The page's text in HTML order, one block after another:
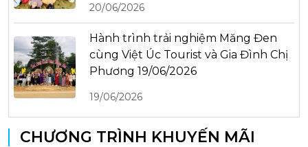
20/06/2026
Hành trình trải nghiệm Măng Đen
cùng Việt Úc Tourist và Gia Đình Chị
Phương 19/06/2026
19/06/2026
CHƯƠNG TRÌNH KHUYẾN MÃI